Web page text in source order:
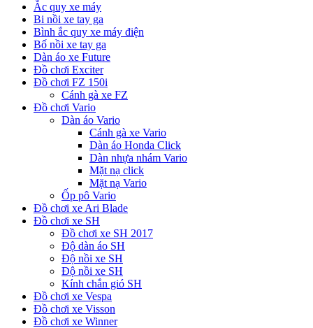
Ắc quy xe máy
Bi nồi xe tay ga
Bình ắc quy xe máy điện
Bố nồi xe tay ga
Dàn áo xe Future
Đồ chơi Exciter
Đồ chơi FZ 150i
Cánh gà xe FZ
Đồ chơi Vario
Dàn áo Vario
Cánh gà xe Vario
Dàn áo Honda Click
Dàn nhựa nhám Vario
Mặt nạ click
Mặt nạ Vario
Ốp pô Vario
Đồ chơi xe Ari Blade
Đồ chơi xe SH
Đồ chơi xe SH 2017
Độ dàn áo SH
Độ nồi xe SH
Độ nồi xe SH
Kính chắn gió SH
Đồ chơi xe Vespa
Đồ chơi xe Visson
Đồ chơi xe Winner